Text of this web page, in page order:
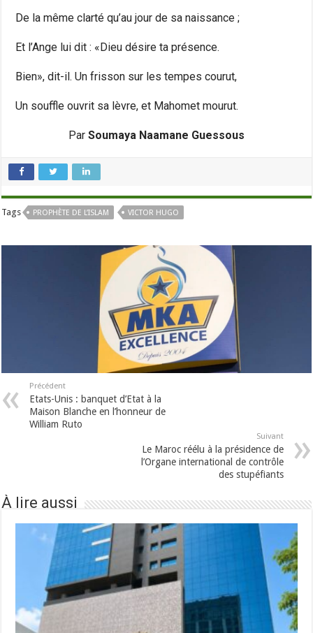
De la même clarté qu’au jour de sa naissance ;
Et l’Ange lui dit : «Dieu désire ta présence.
Bien», dit-il. Un frisson sur les tempes courut,
Un souffle ouvrit sa lèvre, et Mahomet mourut.
Par Soumaya Naamane Guessous
Tags PROPHÈTE DE L’ISLAM VICTOR HUGO
Précédent
Etats-Unis : banquet d’Etat à la
Maison Blanche en l’honneur de
William Ruto
Suivant
Le Maroc réélu à la présidence de
l’Organe international de contrôle
des stupéfiants
À lire aussi